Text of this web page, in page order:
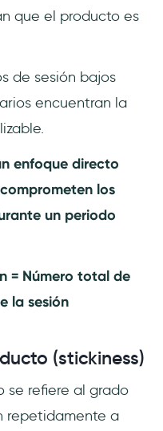
que el producto es
de sesión bajos
encuentran la
enfoque directo
los
un periodo
= Número total de
la sesión
(stickiness)
se refiere al grado
repetidamente a